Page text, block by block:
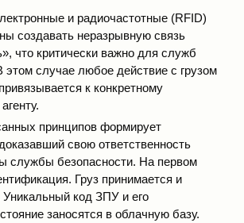
и радиочастотные (RFID)
создавать неразрывную связь
что критически важно для служб
этом случае любое действие с грузом
к конкретному
принципов формирует
свою ответственность
службы безопасности. На первом
Груз принимается и
Уникальный код ЗПУ и его
заносятся в облачную базу.